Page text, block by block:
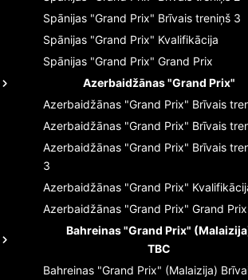
Spānijas "Grand Prix" Brīvais treniņš 3
Spānijas "Grand Prix" Kvalifikācija
Spānijas "Grand Prix" Grand Prix
Azerbaidžānas "Grand Prix"
Azerbaidžānas "Grand Prix" Brīvais
Azerbaidžānas "Grand Prix" Brīvais
Azerbaidžānas "Grand Prix" Brīvais
3
Azerbaidžānas "Grand Prix"
Azerbaidžānas "Grand Prix" Grand Prix
Bahreinas "Grand Prix"
TBC
Bahreinas "Grand Prix" (Malaizija)